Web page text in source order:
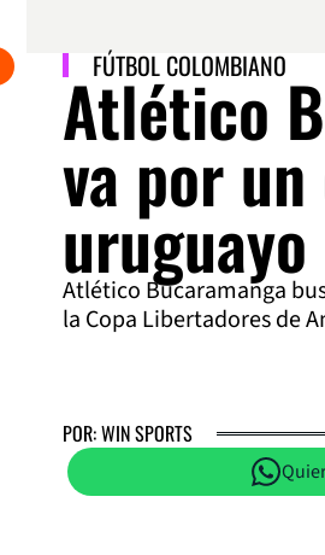
FÚTBOL COLOMBIANO
Atlético
va por
uruguayo
Atlético Bucaramanga
la Copa Libertadores de
POR: WIN SPORTS